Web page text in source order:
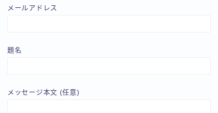
メールアドレス
題名
メッセージ本文 (任意)